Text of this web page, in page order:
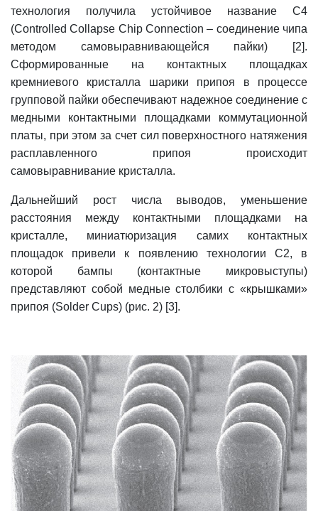
технология получила устойчивое название С4
(Controlled Collapse Chip Connection – соединение чипа
методом самовыравнивающейся пайки) [2].
Сформированные на контактных площадках
кремниевого кристалла шарики припоя в процессе
групповой пайки обеспечивают надежное соединение с
медными контактными площадками коммутационной
платы, при этом за счет сил поверхностного натяжения
расплавленного припоя происходит
самовыравнивание кристалла.
Дальнейший рост числа выводов, уменьшение
расстояния между контактными площадками на
кристалле, миниатюризация самих контактных
площадок привели к появлению технологии С2, в
которой бампы (контактные микровыступы)
представляют собой медные столбики с «крышками»
припоя (Solder Cups) (рис. 2) [3].